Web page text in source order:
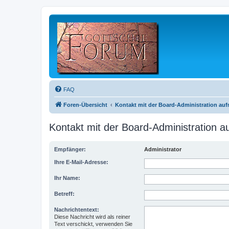
FAQ
Foren-Übersicht Kontakt mit der Board-Administration
Kontakt mit der Board-Administration
Empfänger: Administrator
Ihre E-Mail-Adresse:
Ihr Name:
Betreff:
Nachrichtentext:
Diese Nachricht wird als reiner
Text verschickt, verwenden Sie